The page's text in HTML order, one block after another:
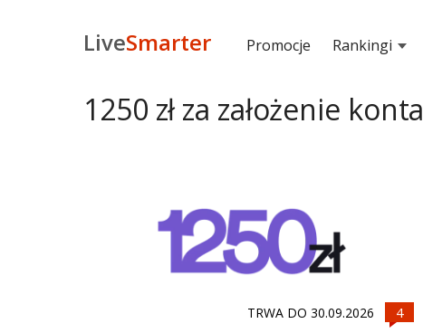
LiveSmarter Promocje Rankingi
1250 zł za założenie konta
TRWA DO 30.09.2026